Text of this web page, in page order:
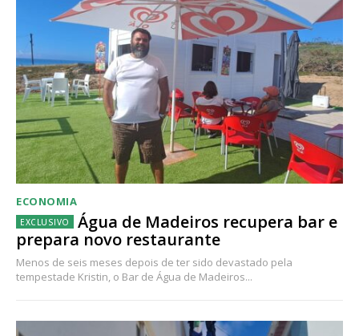
ECONOMIA
Água de Madeiros recupera bar e
prepara novo restaurante
Menos de seis meses depois de ter sido devastado pela
tempestade Kristin, o Bar de Água de Madeiros...